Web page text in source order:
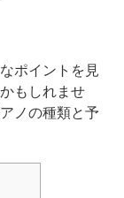
ポイントを見
もしれませ
ノの種類と予